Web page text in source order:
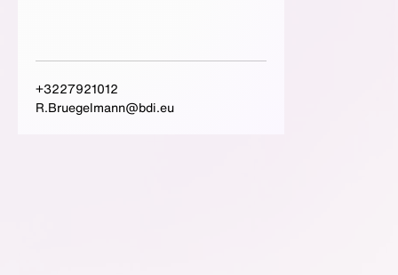
+3227921012
R.Bruegelmann@bdi.eu